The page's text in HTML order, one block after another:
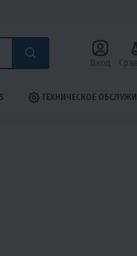
Вход
ТЕХНИЧЕСКОЕ